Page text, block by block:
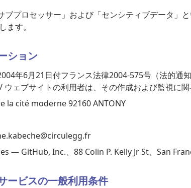
プロセッサー」および「センシティブデータ」
ます。
ション
年6月21日付フランス法律2004-575号（法的通知
ブサイトの利用者は、その作成および監視に関
la cité moderne 92160 ANTONY
— GitHub, Inc.、88 Colin P. Kelly Jr St、San
ービスの一般利用条件